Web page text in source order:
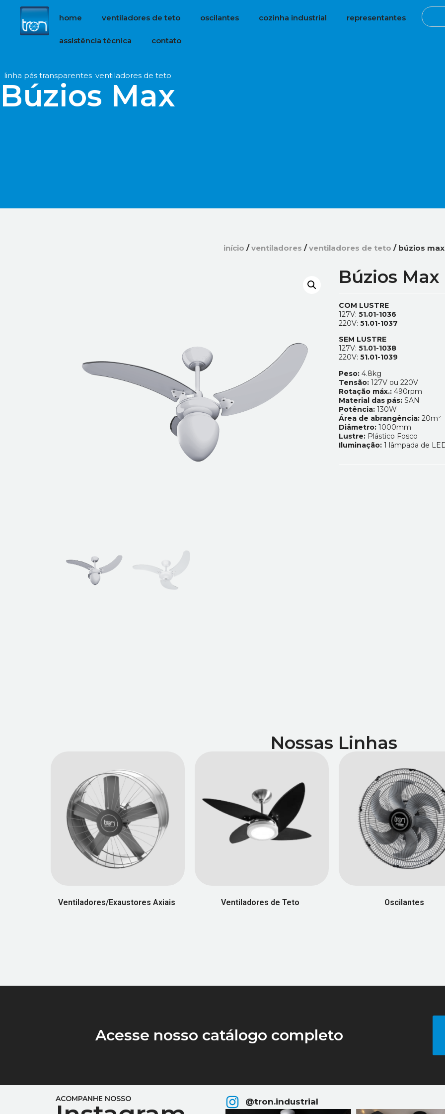
home ventiladores de teto oscilantes cozinha industrial representantes
assistência técnica contato
linha pás transparentes ventiladores de teto
Búzios Max
início /ventiladores /ventiladores de teto / búzios max
Búzios Max
COM LUSTRE
127V: 51.01-1036
220V: 51.01-1037
SEM LUSTRE
127V: 51.01-1038
220V: 51.01-1039
Peso: 4.8kg
Tensão: 127V ou 220V
Rotação máx.: 490rpm
Material das pás: SAN
Potência: 130W
Área de abrangência: 20m²
Diâmetro: 1000mm
Lustre: Plástico Fosco
Iluminação: 1 lâmpada de
Nossas Linhas
Ventiladores/Exaustores Axiais Ventiladores de Teto Oscilantes
Acesse nosso catálogo completo
ACOMPANHE NOSSO @tron.industrial